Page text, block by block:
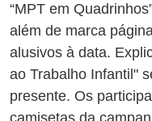
“MPT em
além de marca
alusivos à data.
ao Trabalho Infantil"
presente. Os